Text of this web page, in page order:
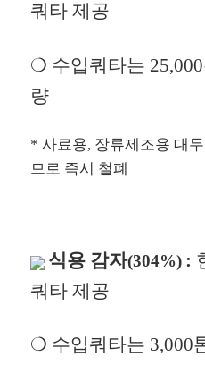
쿼타 제공
❍ 수입쿼타는
량
*사료용, 장류제조용 대
므로 즉시 철폐
식용 감자(304%) :
쿼타 제공
❍ 수입쿼타는 3,000